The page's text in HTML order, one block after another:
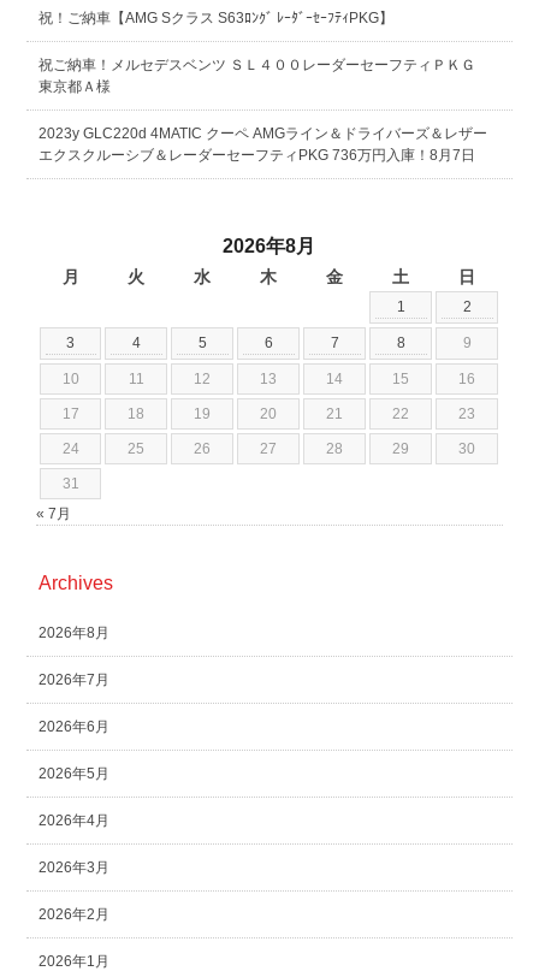
祝！ご納車【AMG Sクラス S63ﾛﾝｸﾞ ﾚｰﾀﾞｰｾｰﾌﾃｨPKG】
祝ご納車！メルセデスベンツ ＳＬ４００レーダーセーフティＰＫＧ
東京都Ａ様
2023y GLC220d 4MATIC クーペ AMGライン＆ドライバーズ＆レザー
エクスクルーシブ＆レーダーセーフティPKG 736万円入庫！8月7日
2026年8月
月 火 水 木 金 土 日
1 2
3 4 5 6 7 8 9
10 11 12 13 14 15 16
17 18 19 20 21 22 23
24 25 26 27 28 29 30
31
« 7月
Archives
2026年8月
2026年7月
2026年6月
2026年5月
2026年4月
2026年3月
2026年2月
2026年1月